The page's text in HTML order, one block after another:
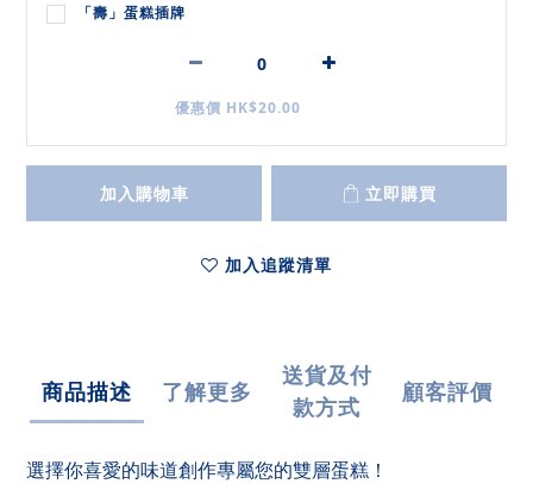
「壽」蛋糕插牌
優惠價 HK$20.00
加入購物車 立即購買
加入追蹤清單
商品描述 了解更多
送貨及付
款方式
顧客評價
選擇你喜愛的味道創作專屬您的雙層蛋糕！